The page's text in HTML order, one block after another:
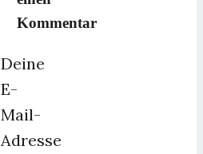
Kommentar
Deine
E-
Mail-
Adresse